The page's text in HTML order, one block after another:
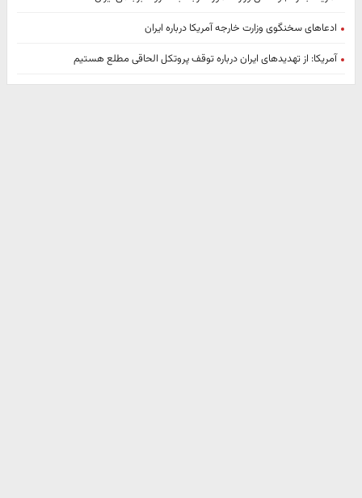
ادعاهای سخنگوی وزارت خارجه آمریکا درباره ایران
آمریکا: از تهدیدهای ایران درباره توقف پروتکل الحاقی مطلع هستیم